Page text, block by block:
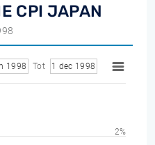
CPI JAPAN
1998 Tot 1 dec 1998
2%